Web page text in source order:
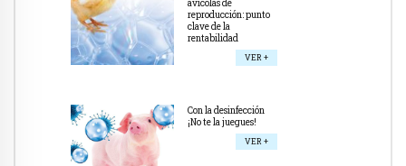
avícolas de
reproducción: punto
clave de la
rentabilidad
VER +
Con la desinfección
¡No te la juegues!
VER +